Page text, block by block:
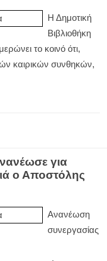
Η Δημοτική
Βιβλιοθήκη
το κοινό ότι,
καιρικών συνθηκών,
για
ο Αποστόλης
Ανανέωση
συνεργασίας